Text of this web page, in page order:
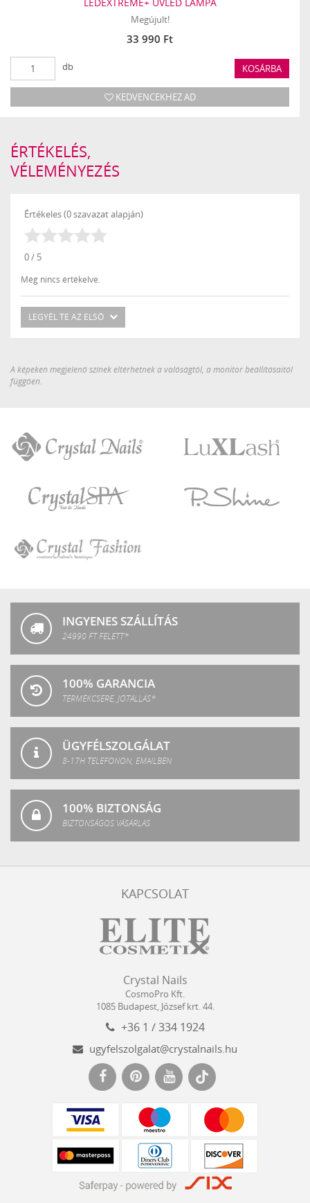
Megújult!
33 990 Ft
db KOSÁRBA
KEDVENCEKHEZ AD
ÉRTÉKELÉS,
VÉLEMÉNYEZÉS
Értékeles (0 szavazat alapján)
0 / 5
Még nincs értékelve.
LEGYÉL TE AZ ELSŐ
A képeken megjelenő színek eltérhetnek a valóságtól, a monitor beállításaitól
függően.
SPA
INGYENES SZÁLLÍTÁS
24990 FT FELETT*
100% GARANCIA
TERMÉKCSERE, JÓTÁLLÁS*
ÜGYFÉLSZOLGÁLAT
8-17H TELEFONON, EMAILBEN
100% BIZTONSÁG
BIZTONSÁGOS VÁSÁRLÁS
KAPCSOLAT
Nails
Kft.
Crystal Nails
CosmoPro Kft.
1085 Budapest, József krt. 44.
+36 1 / 334 1924
ugyfelszolgalat@crystalnails.hu